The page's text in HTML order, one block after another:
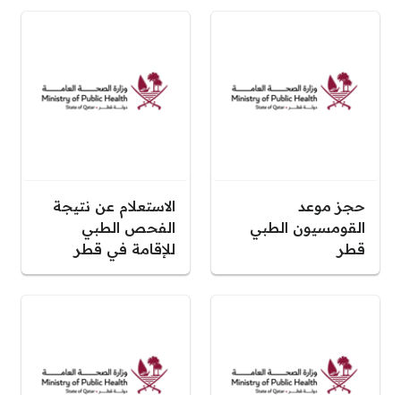
حجز موعد
القومسيون الطبي
قطر
الاستعلام عن نتيجة
الفحص الطبي
للإقامة في قطر